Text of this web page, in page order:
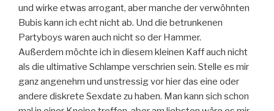
und wirke etwas arrogant, aber manche der verwöhnten
Bubis kann ich echt nicht ab. Und die betrunkenen
Partyboys waren auch nicht so der Hammer.
Außerdem möchte ich in diesem kleinen Kaff auch nicht
als die ultimative Schlampe verschrien sein. Stelle es mir
ganz angenehm und unstressig vor hier das eine oder
andere diskrete Sexdate zu haben. Man kann sich schon